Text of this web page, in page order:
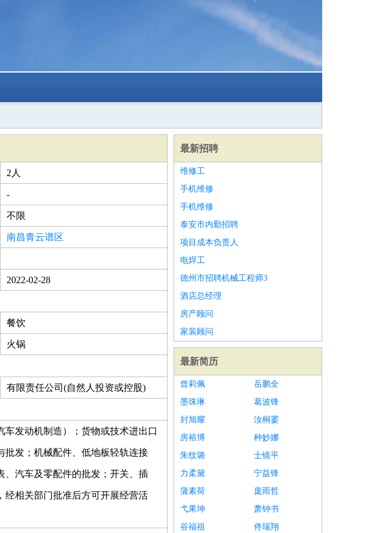
2人
-
不限
南昌青云谱区
2022-02-28
餐饮
火锅
有限责任公司(自然人投资或控股)
发动机制造）；货物或技术进出口
批发；机械配件、低地板轻轨连接
、汽车及零配件的批发；开关、插
经相关部门批准后方可开展经营活
最新招聘
维修工
手机维修
手机维修
泰安市内勤招聘
项目成本负责人
电焊工
德州市招聘机械工程师3
酒店总经理
房产顾问
家装顾问
最新简历
曾莉佩
岳鹏全
墨珠琳
葛波锋
封旭耀
汝桐霎
房裕博
种妙娜
朱纹璐
士镜平
力柔黛
宁益锋
蒲素荷
庞雨哲
弋果坤
萧钟书
谷福祖
佟瑞翔